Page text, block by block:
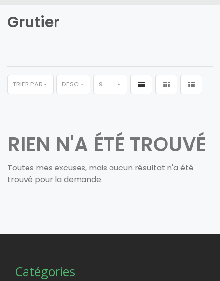
Grutier
TRIER PAR DESC 9
RIEN N'A ÉTÉ TROUVÉ
Toutes mes excuses, mais aucun résultat n'a été
trouvé pour la demande.
Catégories